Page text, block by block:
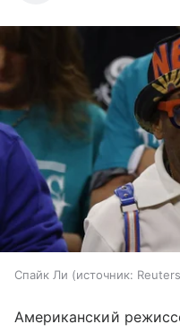
Спайк Ли источник: Reuters
Американский